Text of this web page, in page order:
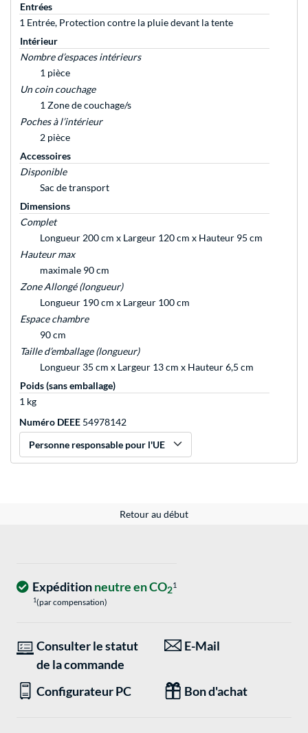
Entrées
1 Entrée, Protection contre la pluie devant la tente
Intérieur
Nombre d’espaces intérieurs
1 pièce
Un coin couchage
1 Zone de couchage/s
Poches à l’intérieur
2 pièce
Accessoires
Disponible
Sac de transport
Dimensions
Complet
Longueur 200 cm x Largeur 120 cm x Hauteur 95 cm
Hauteur max
maximale 90 cm
Zone Allongé (longueur)
Longueur 190 cm x Largeur 100 cm
Espace chambre
90 cm
Taille d’emballage (longueur)
Longueur 35 cm x Largeur 13 cm x Hauteur 6,5 cm
Poids (sans emballage)
1 kg
Numéro DEEE 54978142
Personne responsable pour l'UE
Retour au début
Expéditionneutre en CO21
1(par compensation)
Consulter le statut
de la commande
E-Mail
Configurateur PC Bon d'achat